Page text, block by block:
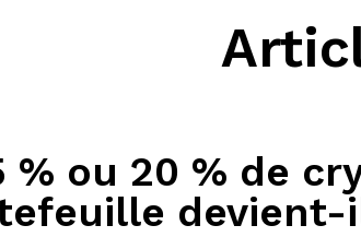
% ou 20 % de
devient-